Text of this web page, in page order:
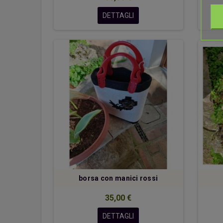
DETTAGLI
borsa con manici rossi
35,00 €
DETTAGLI